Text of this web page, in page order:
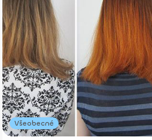
Všeobecné